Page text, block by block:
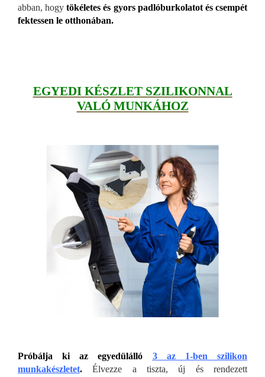
abban, hogy tökéletes és gyors padlóburkolatot és csempét
fektessen le otthonában.
EGYEDI KÉSZLET SZILIKONNAL
VALÓ MUNKÁHOZ
Próbálja ki az egyedülálló 3 az 1-ben szilikon
munkakészletet. Élvezze a tiszta, új és rendezett